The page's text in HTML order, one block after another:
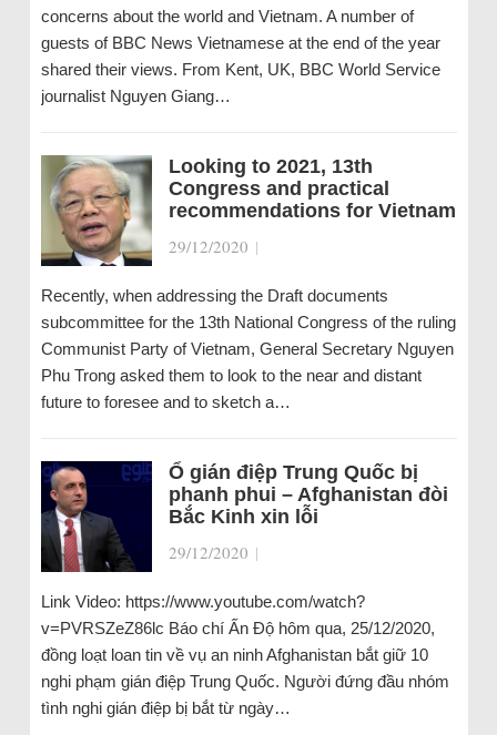
concerns about the world and Vietnam. A number of
guests of BBC News Vietnamese at the end of the year
shared their views. From Kent, UK, BBC World Service
journalist Nguyen Giang…
Looking to 2021, 13th
Congress and practical
recommendations for Vietnam
29/12/2020 |
Recently, when addressing the Draft documents
subcommittee for the 13th National Congress of the ruling
Communist Party of Vietnam, General Secretary Nguyen
Phu Trong asked them to look to the near and distant
future to foresee and to sketch a…
Ổ gián điệp Trung Quốc bị
phanh phui – Afghanistan đòi
Bắc Kinh xin lỗi
29/12/2020 |
Link Video: https://www.youtube.com/watch?
v=PVRSZeZ86lc Báo chí Ấn Độ hôm qua, 25/12/2020,
đồng loạt loan tin về vụ an ninh Afghanistan bắt giữ 10
nghi phạm gián điệp Trung Quốc. Người đứng đầu nhóm
tình nghi gián điệp bị bắt từ ngày…